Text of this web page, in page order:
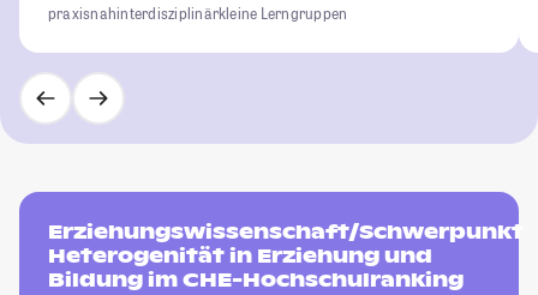
praxisnahinterdisziplinärkleine Lerngruppen
Erziehungswissenschaft/Schwerpunkt
Heterogenität in Erziehung und
Bildung im CHE-Hochschulranking